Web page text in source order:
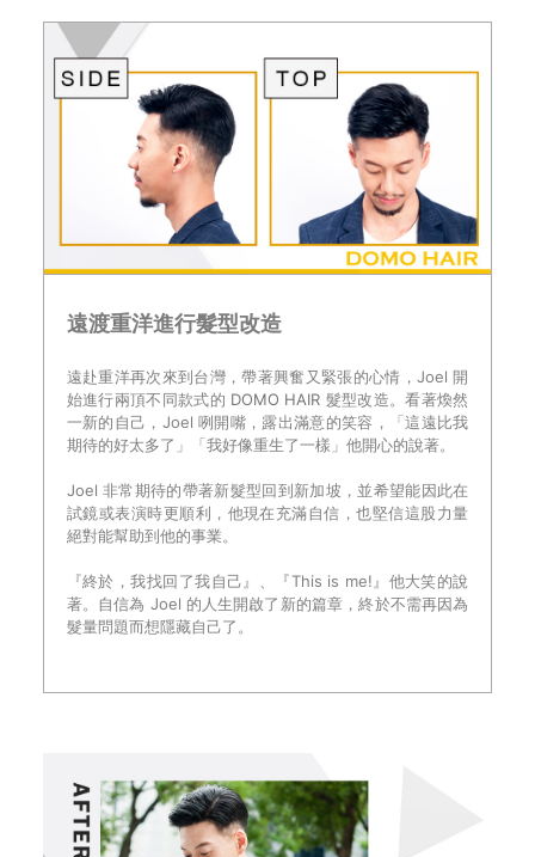
遠渡重洋進行髮型改造
遠赴重洋再次來到台灣，帶著興奮又緊張的心情，Joel 開
始進行兩頂不同款式的 DOMO HAIR 髮型改造。看著煥然
一新的自己，Joel 咧開嘴，露出滿意的笑容，「這遠比我
期待的好太多了」「我好像重生了一樣」他開心的說著。
Joel 非常期待的帶著新髮型回到新加坡，並希望能因此在
試鏡或表演時更順利，他現在充滿自信，也堅信這股力量
絕對能幫助到他的事業。
『終於，我找回了我自己』、『This is me!』他大笑的說
著。自信為 Joel 的人生開啟了新的篇章，終於不需再因為
髮量問題而想隱藏自己了。